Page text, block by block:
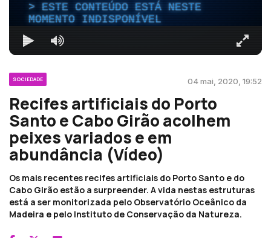
ESTE CONTEÚDO ESTÁ NESTE
MOMENTO INDISPONÍVEL
SOCIEDADE 04 mai, 2020, 19:52
Recifes artificiais do Porto
Santo e Cabo Girão acolhem
peixes variados e em
abundância (Vídeo)
Os mais recentes recifes artificiais do Porto Santo e do
Cabo Girão estão a surpreender. A vida nestas estruturas
está a ser monitorizada pelo Observatório Oceânico da
Madeira e pelo Instituto de Conservação da Natureza.